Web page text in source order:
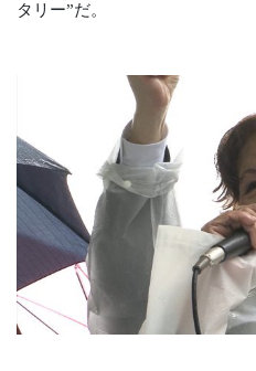
タリー”だ。